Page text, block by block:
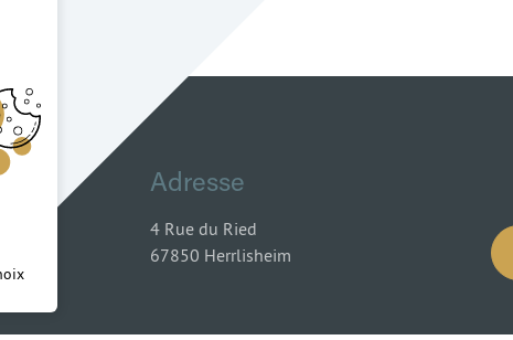
Adresse
4 Rue du Ried
67850 Herrlisheim